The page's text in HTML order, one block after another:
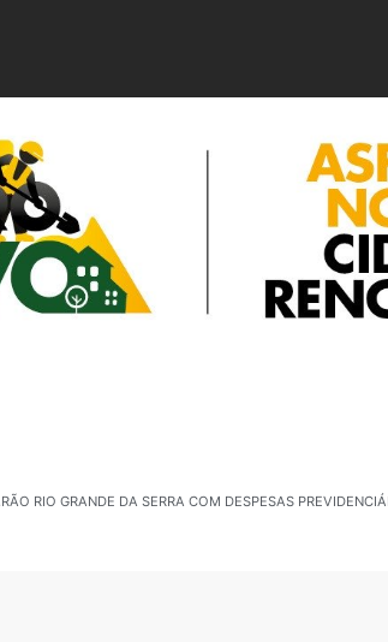
RIO GRANDE DA SERRA COM DESPESAS